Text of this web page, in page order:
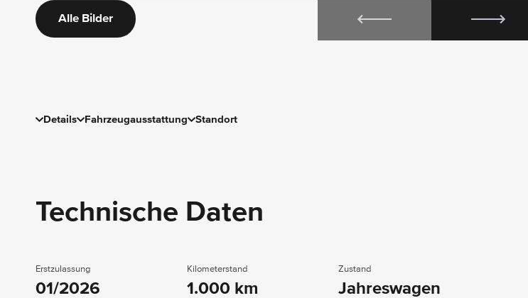
Alle Bilder
Details Fahrzeugausstattung Standort
Technische Daten
Erstzulassung
01/2026
Kilometerstand
1.000 km
Zustand
Jahreswagen